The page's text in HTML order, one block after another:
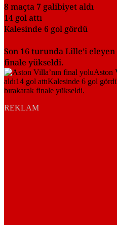
8 maçta 7 galibiyet aldı
14 gol attı
Kalesinde 6 gol gördü
Son 16 turunda Lille’i
finale yükseldi.
REKLAM